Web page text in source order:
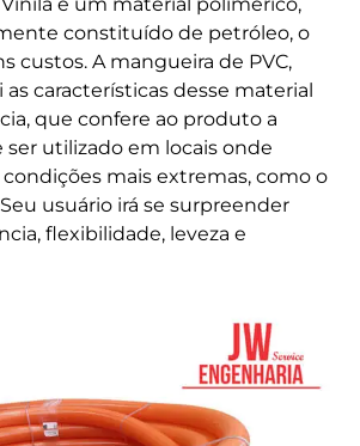
constituído de petróleo, o
custos. A mangueira de PVC,
características desse material
que confere ao produto a
ser utilizado em locais onde
mais extremas, como o
usuário irá se surpreender
flexibilidade, leveza e